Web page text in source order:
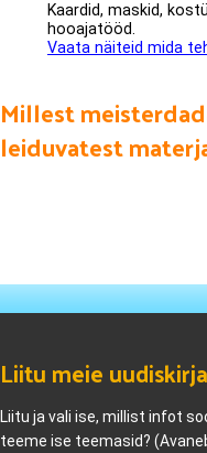
Kaardid, maskid,
hooajatööd.
Vaata näiteid mida
Millest
leiduvatest
Liitu meie
Liitu ja vali ise, millist infot
teeme ise teemasid?